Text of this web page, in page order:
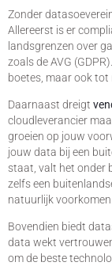
Zonder
Allereerst is er
landsgrenzen over
zoals de AVG
boetes, maar ook tot
Daarnaast dreigt
cloudleverancier
groeien op jouw
jouw data bij een
staat, valt het onder
zelfs een
natuurlijk voorkomen.
Bovendien biedt
data wekt
om de beste